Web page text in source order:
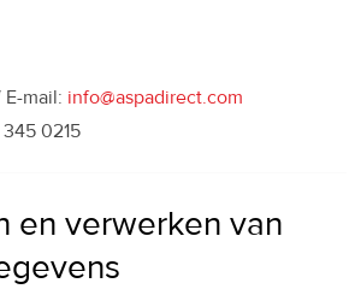
E-mail: info@aspadirect.com
0215
en verwerken van